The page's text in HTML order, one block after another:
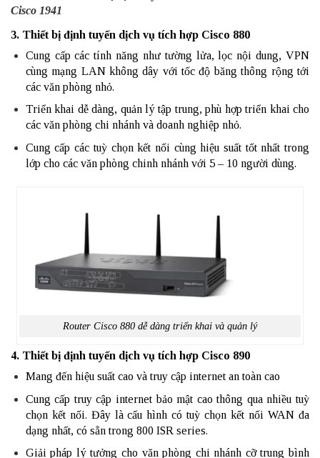
Cisco 1941
3. Thiết bị định tuyến dịch vụ tích hợp Cisco 880
Cung cấp các tính năng như tường lửa, lọc nội dung, VPN
cùng mạng LAN không dây với tốc độ băng thông rộng tới
các văn phòng nhỏ.
Triển khai dễ dàng, quản lý tập trung, phù hợp triển khai cho
các văn phòng chi nhánh và doanh nghiệp nhỏ.
Cung cấp các tuỳ chọn kết nối cùng hiệu suất tốt nhất trong
lớp cho các văn phòng chinh nhánh với 5 – 10 người dùng.
Router Cisco 880 dễ dàng triển khai và quản lý
4. Thiết bị định tuyến dịch vụ tích hợp Cisco 890
Mang đến hiệu suất cao và truy cập internet an toàn cao
Cung cấp truy cập internet bảo mật cao thông qua nhiều tuỳ
chọn kết nối. Đây là cấu hình có tuỳ chọn kết nối WAN đa
dạng nhất, có sẵn trong 800 ISR series.
Giải pháp lý tưởng cho văn phòng chi nhánh cỡ trung bình